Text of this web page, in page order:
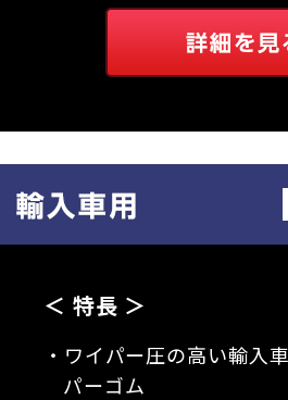
＜ 特長 ＞
・ワイパー圧の高い輸入
パーゴム